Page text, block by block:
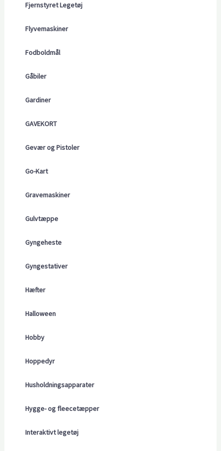
Fjernstyret Legetøj
Flyvemaskiner
Fodboldmål
Gåbiler
Gardiner
GAVEKORT
Gevær og Pistoler
Go-Kart
Gravemaskiner
Gulvtæppe
Gyngeheste
Gyngestativer
Hæfter
Halloween
Hobby
Hoppedyr
Husholdningsapparater
Hygge- og fleecetæpper
Interaktivt legetøj